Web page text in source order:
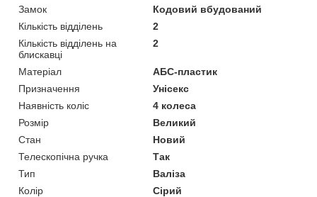
Замок
Кодовий вбудований
Кількість відділень
2
Кількість відділень на
блискавці
2
Матеріал
АБС-пластик
Призначення
Унісекс
Наявність коліс
4 колеса
Розмір
Великий
Стан
Новий
Телескопічна ручка
Так
Тип
Валіза
Колір
Сірий